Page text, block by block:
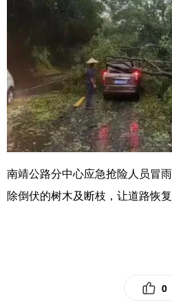
南靖公路分中心应急抢险人员冒
除倒伏的树木及断枝，让道路恢复
0